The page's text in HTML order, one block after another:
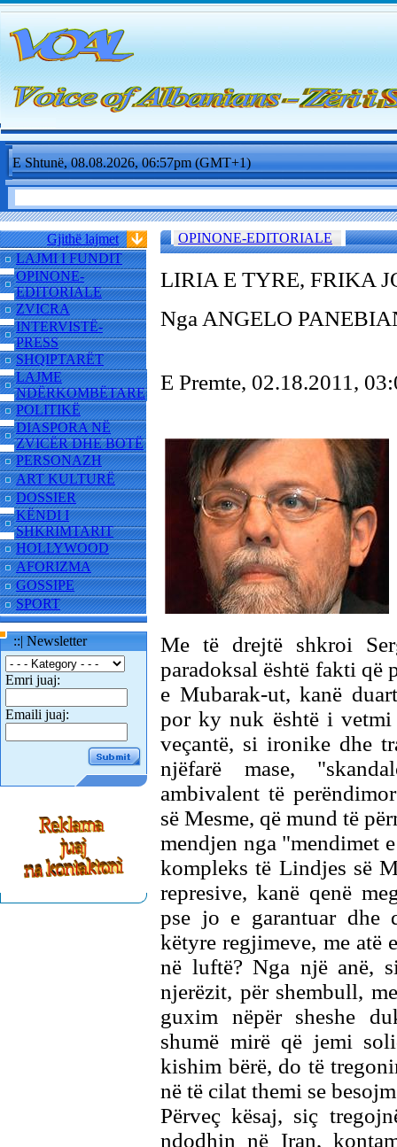
E Shtunë, 08.08.2026, 06:57pm (GMT+1)
Gjithë lajmet
LAJMI I FUNDIT
OPINONE-
EDITORIALE
ZVICRA
INTERVISTË-
PRESS
SHQIPTARËT
LAJME
NDËRKOMBËTARE
POLITIKË
DIASPORA NË
ZVICËR DHE BOTË
PERSONAZH
ART KULTURË
DOSSIER
KËNDI I
SHKRIMTARIT
HOLLYWOOD
AFORIZMA
GOSSIPE
SPORT
::| Newsletter
Emri juaj:
Emaili juaj:
OPINONE-EDITORIALE
LIRIA E TYRE, FRIKA
Nga ANGELO
E Premte, 02.18.2011,
Me të drejtë shkroi
paradoksal është fakti që
e Mubarak-ut, kanë
por ky nuk është i vetmi
veçantë, si ironike dhe
njëfarë mase,
ambivalent të
së Mesme, që mund të
mendjen nga "mendimet
kompleks të Lindjes së
represive, kanë qenë
pse jo e garantuar dhe
këtyre regjimeve, me atë
në luftë? Nga një anë,
njerëzit, për shembull,
guxim nëpër sheshe
shumë mirë që jemi
kishim bërë, do të
në të cilat themi se
Përveç kësaj, siç
ndodhin në Iran,